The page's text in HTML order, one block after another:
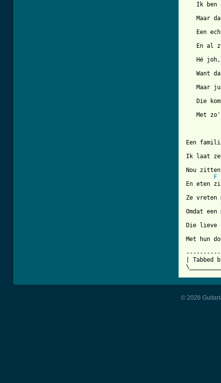
Ik ben
Maar
Een
En al
Hé
Want
Maar
Die
Met
Een
Ik laat ze
Nou
F
En eten
Ze vreten
Omdat
Die lieve
Met hun
| Tabbed
© 2026